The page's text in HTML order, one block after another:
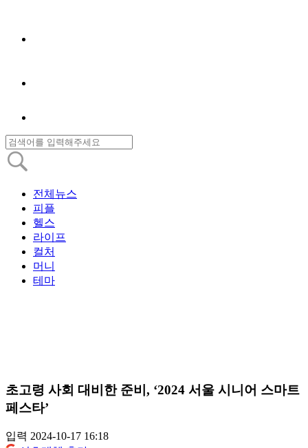
전체뉴스
피플
헬스
라이프
컬처
머니
테마
초고령 사회 대비한 준비, ‘2024 서울 시니어 스마트
페스타’
입력 2024-10-17 16:18